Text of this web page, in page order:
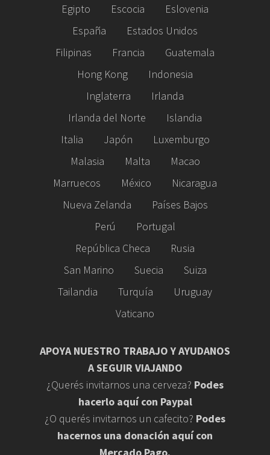
Egipto
Escocia
Eslovenia
España
Estados Unidos
Filipinas
Francia
Guatemala
Hong Kong
Indonesia
Inglaterra
Irlanda
Irlanda del Norte
Islandia
Italia
Japón
Luxemburgo
Malasia
Malta
Macao
Marruecos
México
Nicaragua
Nueva Zelanda
Países Bajos
Perú
Portugal
República Checa
Rusia
San Marino
Suecia
Suiza
Tailandia
Turquía
Uruguay
Vaticano
APOYA NUESTRO TRABAJO Y AYUDANOS
A SEGUIR VIAJANDO
¿Querés invitarnos una cerveza? Podes
hacerlo aquí con Paypal
¿O querés invitarnos un cafecito? Podes
hacernos una donación aquí con